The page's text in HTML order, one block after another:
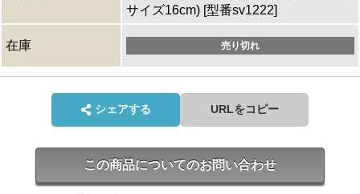
サイズ16cm) [型番sv1222]
在庫 売り切れ
シェアする URLをコピー
この商品についてのお問い合わせ